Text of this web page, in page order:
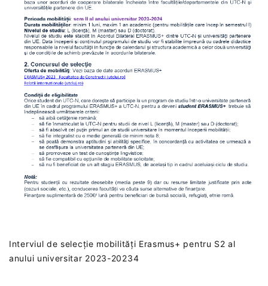
Interviul de selecție mobilități Erasmus+ pentru S2 al
anului universitar 2023-20234